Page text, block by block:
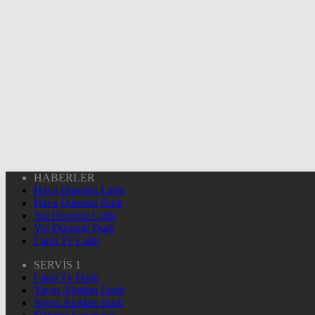
HABERLER
Hava Durumu Light
Hava Durumu Dark
Yol Durumu Light
Yol Durumu Dark
Canlı Tv Light
SERVİS 1
Canlı Tv Dark
Yayın Akışları Light
Yayın Akışları Dark